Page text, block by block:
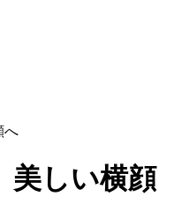
へ
美しい横顔